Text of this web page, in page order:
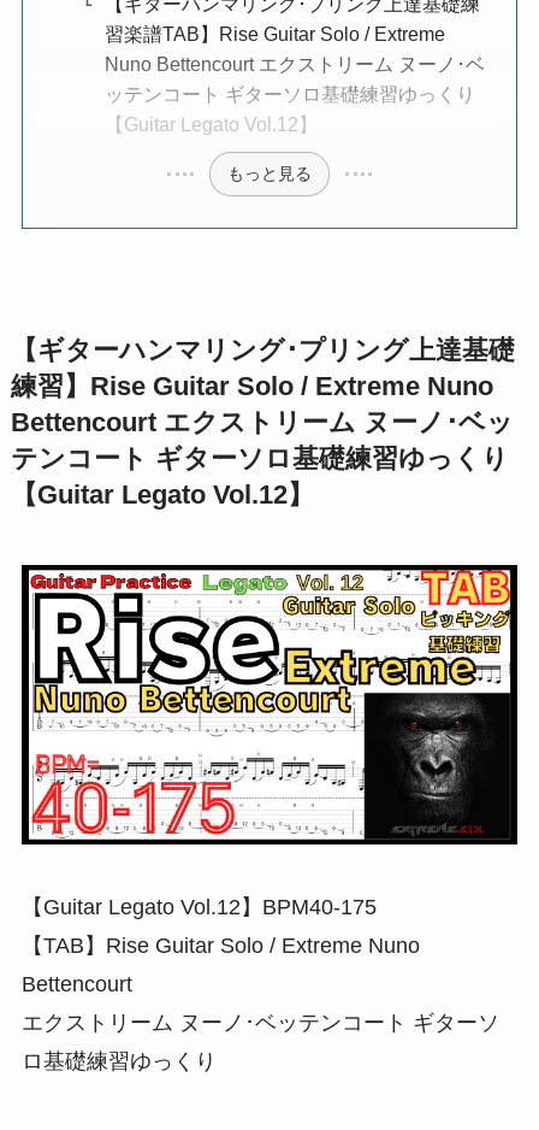
習楽譜TAB】Rise Guitar Solo / Extreme
Nuno Bettencourt エクストリーム ヌーノ･ベ
ッテンコート ギターソロ基礎練習ゆっくり
【Guitar Legato Vol.12】
もっと見る
【ギターハンマリング･プリング上達基礎
練習】Rise Guitar Solo / Extreme Nuno
Bettencourt エクストリーム ヌーノ･ベッ
テンコート ギターソロ基礎練習ゆっくり
【Guitar Legato Vol.12】
【Guitar Legato Vol.12】BPM40-175
【TAB】Rise Guitar Solo / Extreme Nuno
Bettencourt
エクストリーム ヌーノ･ベッテンコート ギターソ
ロ基礎練習ゆっくり